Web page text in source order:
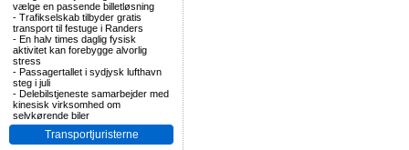
vælge en passende billetløsning
- Trafikselskab tilbyder gratis
transport til festuge i Randers
- En halv times daglig fysisk
aktivitet kan forebygge alvorlig
stress
- Passagertallet i sydjysk lufthavn
steg i juli
- Delebilstjeneste samarbejder med
kinesisk virksomhed om
selvkørende biler
Transportjuristerne